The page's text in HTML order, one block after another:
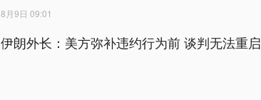
8月9日 09:01
伊朗外长：美方弥补违约行为前 谈判无法重启